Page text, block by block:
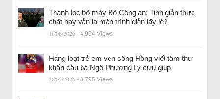
Thanh lọc bộ máy Bộ Công an: Tinh giản thực
chất hay vẫn là màn trình diễn lấy lệ?
16/06/2026 - 4.954 Views
Hàng loạt trẻ em ven sông Hồng viết tâm thư
khẩn cầu bà Ngô Phương Ly cứu giúp
28/05/2026 - 3.795 Views